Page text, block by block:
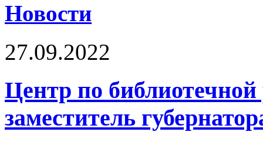
Новости
27.09.2022
Центр по библиотечной
заместитель